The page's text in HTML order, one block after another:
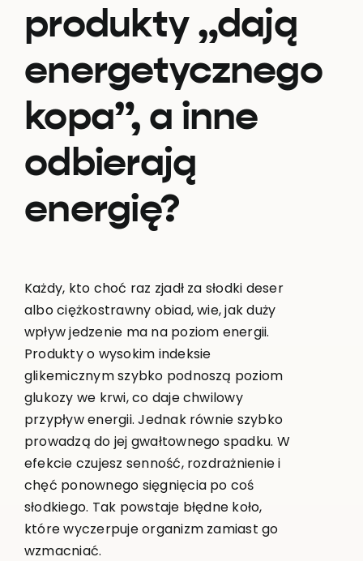
produkty „dają
energetycznego
kopa”, a inne
odbierają
energię?
Każdy, kto choć raz zjadł za słodki deser
albo ciężkostrawny obiad, wie, jak duży
wpływ jedzenie ma na poziom energii.
Produkty o wysokim indeksie
glikemicznym szybko podnoszą poziom
glukozy we krwi, co daje chwilowy
przypływ energii. Jednak równie szybko
prowadzą do jej gwałtownego spadku. W
efekcie czujesz senność, rozdrażnienie i
chęć ponownego sięgnięcia po coś
słodkiego. Tak powstaje błędne koło,
które wyczerpuje organizm zamiast go
wzmacniać.